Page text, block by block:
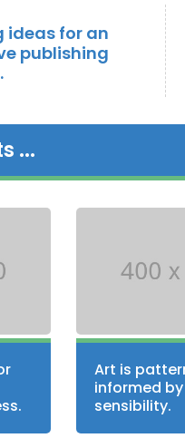
ideas for an
publishing
...
Art is
informed by
sensibility.